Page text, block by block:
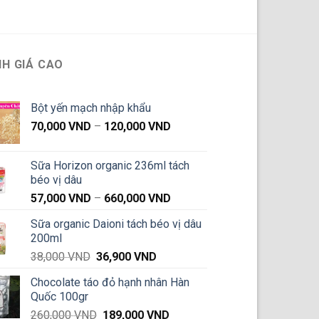
GIÁ CAO
Bột yến mạch nhập khẩu
70,000 VND – 120,000 VNDKhoảng
70,000 VND
120,000 VND
Sữa Horizon organic 236ml tách
béo vị dâu
57,000 VND – 660,000 VNDKhoảng
từ
Sữa organic Daioni tách béo vị dâu
200ml
38,000VND Giá
là:
36,900VND
tại
36,900 VND.
Chocolate táo đỏ hạnh nhân Hàn
Quốc 100gr
260,000VND Giá
189,000VND